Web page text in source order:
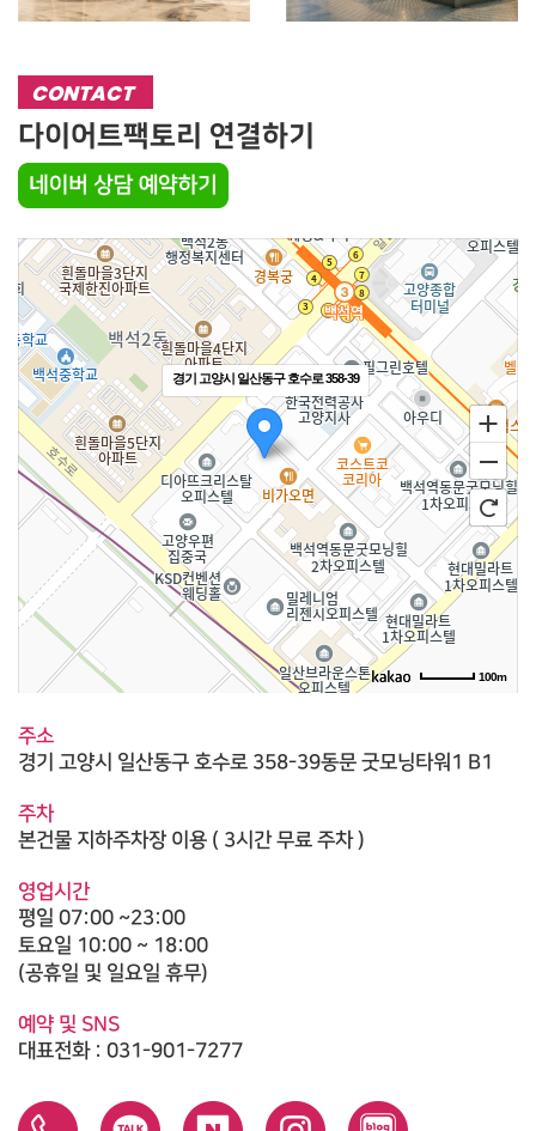
CONTACT
다이어트팩토리 연결하기
경기 고양시 일산동구 호수로 358-39
100m
주소
경기 고양시 일산동구 호수로 358-39동문 굿모닝타워1 B1
주차
본건물 지하주차장 이용 ( 3시간 무료 주차 )
영업시간
평일 07:00 ~23:00
토요일 10:00 ~ 18:00
(공휴일 및 일요일 휴무)
예약 및 SNS
대표전화 : 031-901-7277